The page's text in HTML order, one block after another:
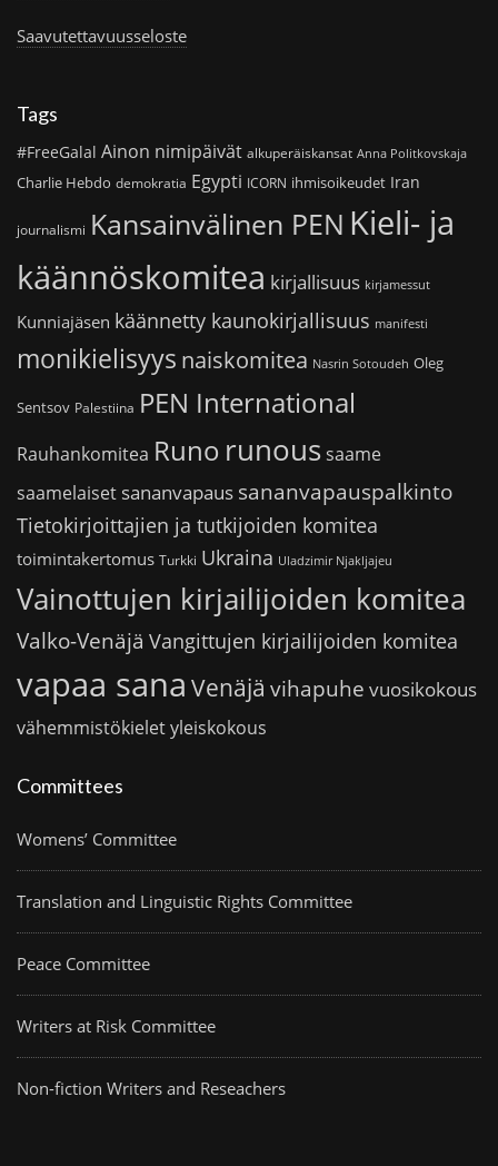
Saavutettavuusseloste
Tags
#FreeGalal Ainon nimipäivät alkuperäiskansat Anna Politkovskaja
Charlie Hebdo demokratia Egypti ICORN ihmisoikeudet Iran
journalismi Kansainvälinen PEN Kieli- ja
käännöskomitea kirjallisuus kirjamessut
Kunniajäsen käännetty kaunokirjallisuus manifesti
monikielisyys naiskomitea Nasrin Sotoudeh Oleg
Sentsov Palestiina PEN International
Rauhankomitea Runo runoussaame
saamelaiset sananvapaus sananvapauspalkinto
Tietokirjoittajien ja tutkijoiden komitea
toimintakertomus Turkki Ukraina Uladzimir Njakljajeu
Vainottujen kirjailijoiden komitea
Valko-Venäjä Vangittujen kirjailijoiden komitea
vapaa sana Venäjä vihapuhe vuosikokous
vähemmistökieletyleiskokous
Committees
Womens’ Committee
Translation and Linguistic Rights Committee
Peace Committee
Writers at Risk Committee
Non-fiction Writers and Reseachers